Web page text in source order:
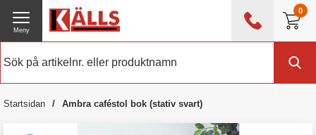
0
0476 - 214 80
Meny
Startsidan Ambra caféstol bok (stativ svart)